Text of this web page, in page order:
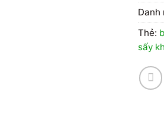
Danh
Thẻ:
sấy